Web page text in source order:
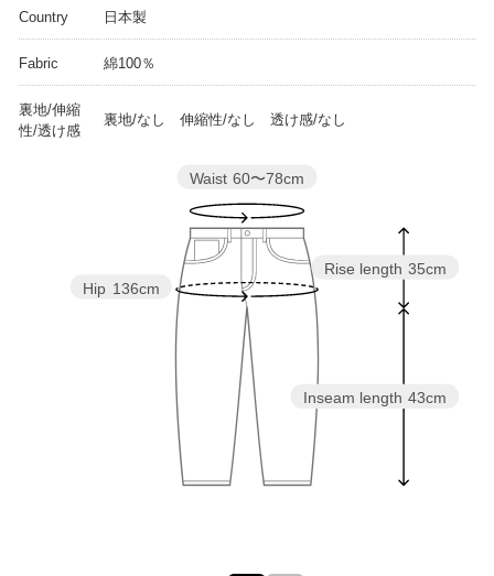
Country 日本製
Fabric 綿100％
裏地/伸縮
性/透け感
裏地/なし 伸縮性/なし 透け感/なし
Inseam length 43cm
Rise length 35cm
Hip 136cm
Waist 60〜78cm